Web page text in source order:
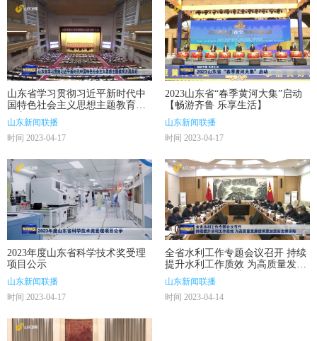
山东省学习贯彻习近平新时代中
国特色社会主义思想主题教育开
局良好
山东新闻联播
时间 2023-04-17
2023山东省“春季黄河大集”启动
【畅游齐鲁 乐享生活】
山东新闻联播
时间 2023-04-17
2023年度山东省科学技术奖受理
项目公示
山东新闻联播
时间 2023-04-17
全省水利工作专题会议召开 持续
提升水利工作质效 为高质量发展
提供更加坚实支撑保障
山东新闻联播
时间 2023-04-14